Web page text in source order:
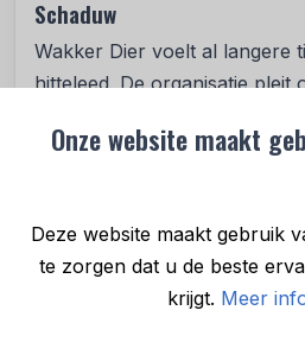
Onze website maakt
Deze website maakt gebruik
te zorgen dat u de beste
krijgt. Meer
Schaduw
Wakker Dier voelt al langere
hitteleed. De organisatie pleit
bijzonder gevoelig voor
vrij. Hoe hoger de
schaduw wordt.